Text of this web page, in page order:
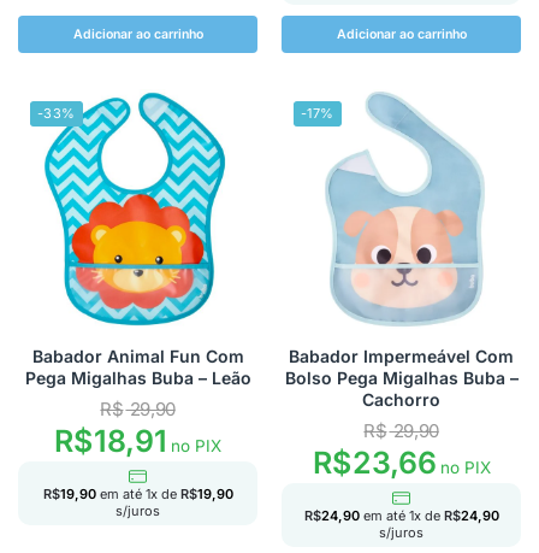
Adicionar ao carrinho Adicionar ao carrinho
-33%
Babador Animal Fun Com
Pega Migalhas Buba – Leão
R$29,90
R$18,91 no PIX
R$19,90 em até 1x de R$19,90
s/juros
-17%
Babador Impermeável Com
Bolso Pega Migalhas Buba –
Cachorro
R$29,90
R$23,66no PIX
R$24,90 em até 1x de R$24,90
s/juros